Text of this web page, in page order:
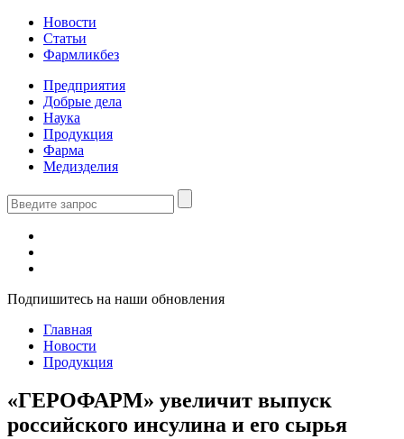
Новости
Статьи
Фармликбез
Предприятия
Добрые дела
Наука
Продукция
Фарма
Медизделия
Подпишитесь на наши обновления
Главная
Новости
Продукция
«ГЕРОФАРМ» увеличит выпуск
российского инсулина и его сырья